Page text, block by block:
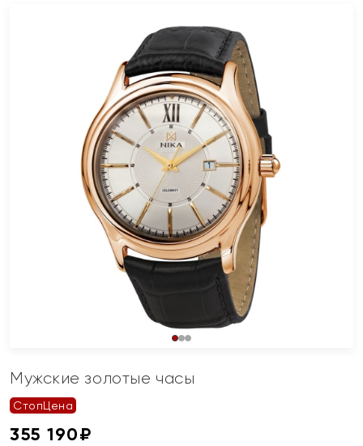
Мужские золотые часы
СтопЦена
355 190₽